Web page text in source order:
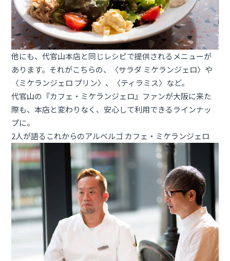
他にも、代官山本店と同じレシピで提供されるメニューが
あります。それがこちらの、〈サラダ ミケランジェロ〉や
〈ミケランジェロ プリン〉、〈ティラミス〉など。
代官山の『カフェ・ミケランジェロ』ファンが大阪に来た
際も、本店と変わりなく、安心して利用できるラインナッ
プに。
2人が語るこれからのアルベルゴ カフェ・ミケランジェロ